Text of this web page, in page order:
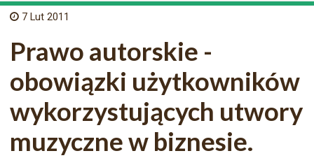
7 Lut 2011
Prawo autorskie -
obowiązki użytkowników
wykorzystujących utwory
muzyczne w biznesie.